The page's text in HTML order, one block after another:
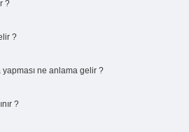
?
?
ne anlama gelir ?
?